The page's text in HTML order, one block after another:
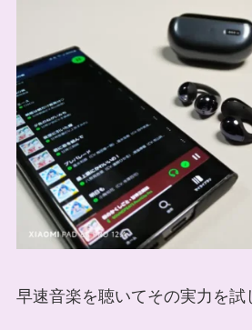
早速音楽を聴いてその実力を試